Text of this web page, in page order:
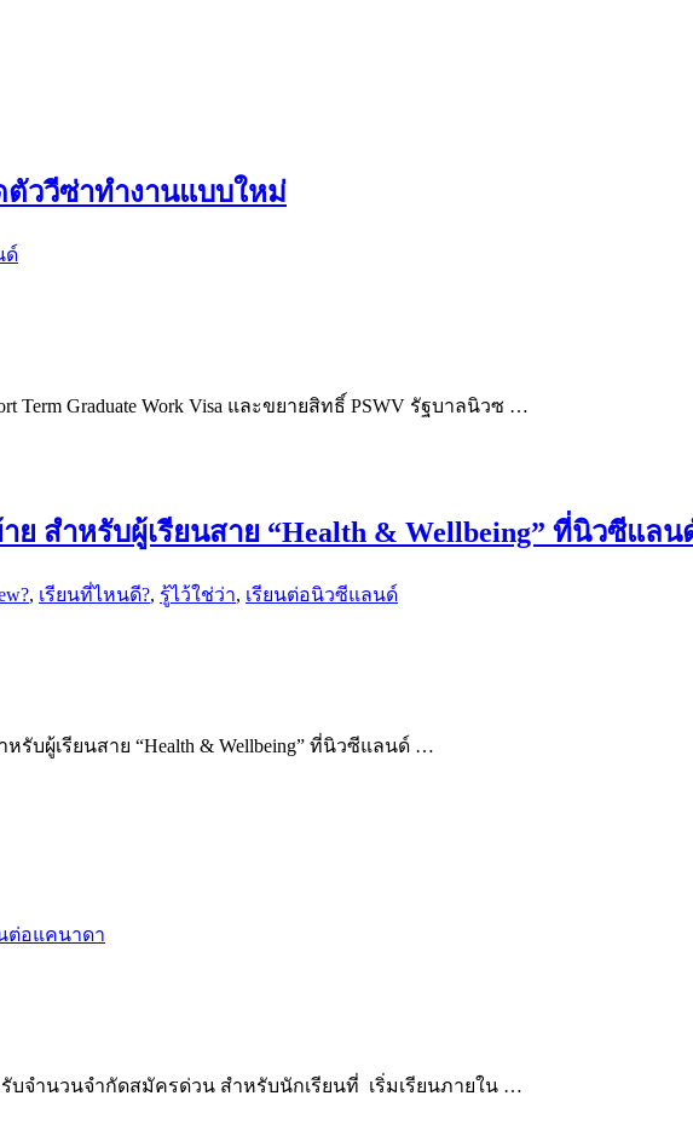
ววีซ่าทำงานแบบใหม่
ด์
Graduate Work Visa และขยายสิทธิ์ PSWV รัฐบาลนิวซ …
ย สำหรับผู้เรียนสาย “Health & Wellbeing” ที่นิวซีแลน
, เรียนที่ไหนดี?, รู้ไว้ใช่ว่า, เรียนต่อนิวซีแลนด์
รับผู้เรียนสาย “Health & Wellbeing” ที่นิวซีแลนด์ …
ต่อแคนาดา
รับจำนวนจำกัดสมัครด่วน สำหรับนักเรียนที่ เริ่มเรียนภายใน …